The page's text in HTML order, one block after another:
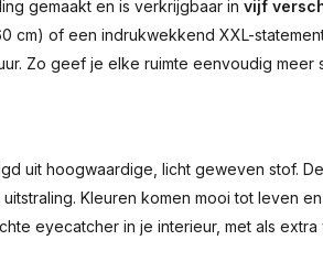
gemaakt en is verkrijgbaar in vijf
cm) of een indrukwekkend XXL-
Zo geef je elke ruimte eenvoudig meer
uit hoogwaardige, licht geweven stof.
Kleuren komen mooi tot leven
eyecatcher in je interieur, met als